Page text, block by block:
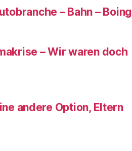
– Bahn – Boing
– Wir waren doch
andere Option, Eltern